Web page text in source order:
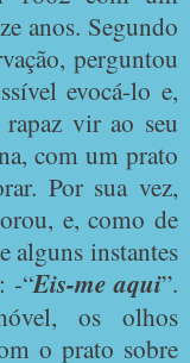
anos. Segundo
perguntou
evocá-lo e,
vir ao seu
com um prato
Por sua vez,
e, como de
alguns instantes
-“Eis-me aqui”.
os olhos
o prato sobre